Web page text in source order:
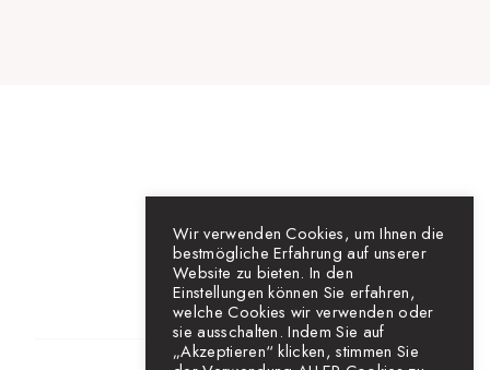
Wir verwenden Cookies, um Ihnen die
bestmögliche Erfahrung auf unserer
Website zu bieten. In den
Einstellungen können Sie erfahren,
welche Cookies wir verwenden oder
sie ausschalten. Indem Sie auf
„Akzeptieren“ klicken, stimmen Sie